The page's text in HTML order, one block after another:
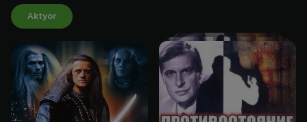
Aktyor